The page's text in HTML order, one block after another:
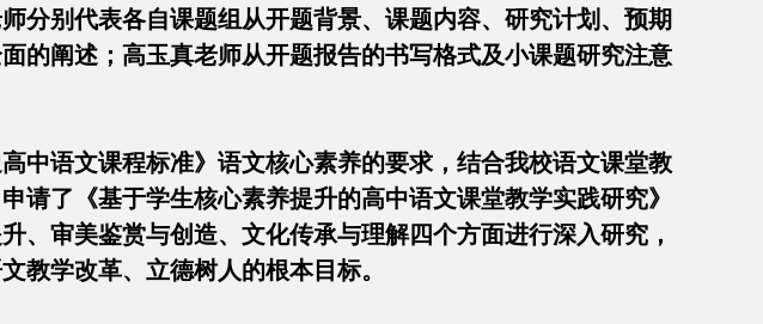
分别代表各自课题组从开题背景、课题内容、研究计划、预期
的阐述；高玉真老师从开题报告的书写格式及小课题研究注意
中语文课程标准》语文核心素养的要求，结合我校语文课堂教
请了《基于学生核心素养提升的高中语文课堂教学实践研究》
、审美鉴赏与创造、文化传承与理解四个方面进行深入研究，
教学改革、立德树人的根本目标。